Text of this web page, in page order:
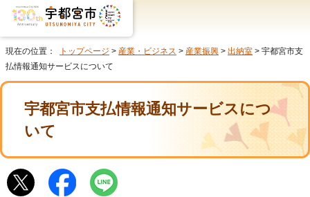
現在の位置： トップページ > 産業・ビジネス > 産業振興 > 出納室 > 宇都宮市支
払情報通知サービスについて
宇都宮市支払情報通知サービスにつ
いて